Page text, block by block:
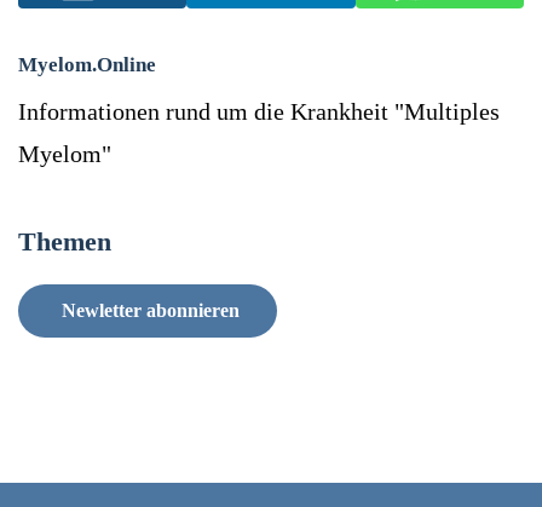
Myelom.Online
Informationen rund um die Krankheit "Multiples
Myelom"
Themen
Newletter abonnieren